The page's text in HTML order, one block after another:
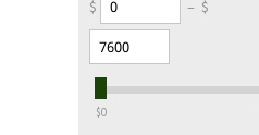
$ – $
‎$0